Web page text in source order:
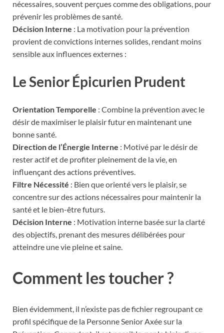
nécessaires, souvent perçues comme des obligations, pour
prévenir les problèmes de santé.
Décision Interne : La motivation pour la prévention
provient de convictions internes solides, rendant moins
sensible aux influences externes :
Le Senior Épicurien Prudent
Orientation Temporelle : Combine la prévention avec le
désir de maximiser le plaisir futur en maintenant une
bonne santé.
Direction de l’Énergie Interne : Motivé par le désir de
rester actif et de profiter pleinement de la vie, en
influençant des actions préventives.
Filtre Nécessité : Bien que orienté vers le plaisir, se
concentre sur des actions nécessaires pour maintenir la
santé et le bien-être futurs.
Décision Interne : Motivation interne basée sur la clarté
des objectifs, prenant des mesures délibérées pour
atteindre une vie pleine et saine.
Comment les toucher ?
Bien évidemment, il n’existe pas de fichier regroupant ce
profil spécifique de la Personne Senior Axée sur la